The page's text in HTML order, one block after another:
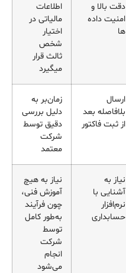
دقت بالا و
امنیت داده
ها
اطلاعات
مالیاتی در
اختیار
شخص
ثالث قرار
میگیرد
ارسال
بلافاصله بعد
از ثبت فاکتور
زمان‌بر به
دلیل بررسی
دقیق توسط
شرکت
معتمد
نیاز به
آشنایی با
نرم‌افزار
حسابداری
نیاز به هیچ
آموزش فنی،
چون فرآیند
به‌طور کامل
توسط
شرکت
انجام
می‌شود